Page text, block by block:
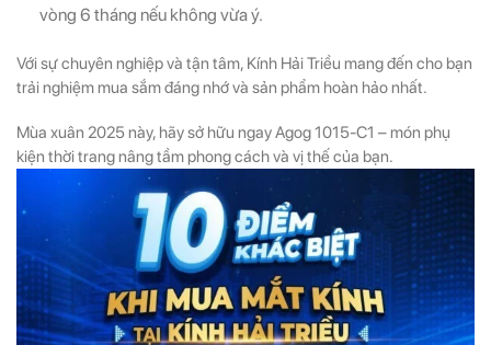
vòng 6 tháng nếu không vừa ý.
Với sự chuyên nghiệp và tận tâm, Kính Hải Triều mang đến cho bạn
trải nghiệm mua sắm đáng nhớ và sản phẩm hoàn hảo nhất.
Mùa xuân 2025 này, hãy sở hữu ngay Agog 1015-C1 – món phụ
kiện thời trang nâng tầm phong cách và vị thế của bạn.